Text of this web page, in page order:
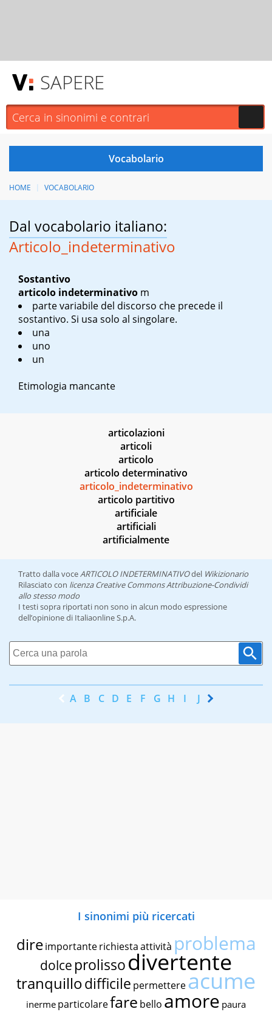
SAPERE
HOME VOCABOLARIO
Dal vocabolario italiano:
Articolo_indeterminativo
Sostantivo
articolo indeterminativo m
parte variabile del discorso che precede il
sostantivo. Si usa solo al singolare.
una
uno
un
Etimologia mancante
articolazioni
articoli
articolo
articolo determinativo
articolo_indeterminativo
articolo partitivo
artificiale
artificiali
artificialmente
Tratto dalla voceARTICOLO INDETERMINATIVOdel Wikizionario
Rilasciato con licenza Creative Commons Attribuzione-Condividi
allo stesso modo
I testi sopra riportati non sono in alcun modo espressione
dell’opinione di Italiaonline S.p.A.
A B C D E F G H I J K
I sinonimi più ricercati
dire importante richiestaattività problema
dolce prolissodivertente
tranquillodifficile permettereacume
inerme particolarefare bello amore paura